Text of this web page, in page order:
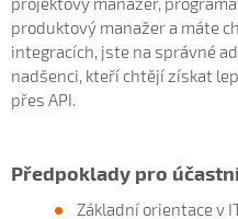
produktový manažer a máte
integracích, jste na správné
nadšenci, kteří chtějí získat
přes API.
Předpoklady pro
Základní orientace v